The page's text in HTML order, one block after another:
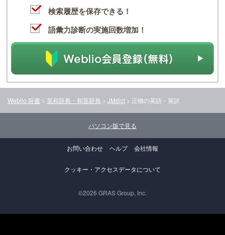
検索履歴を保存できる！
語彙力診断の実施回数増加！
Weblio 辞書 > 英和辞典・和英辞典 > JMdict > 正物の英語・英訳
パソコン版で見る
お問い合わせ ヘルプ 会社情報
クッキー・アクセスデータについて
©2026 GRAS Group, Inc.